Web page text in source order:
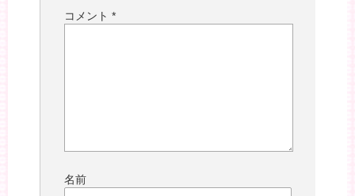
コメント *
名前